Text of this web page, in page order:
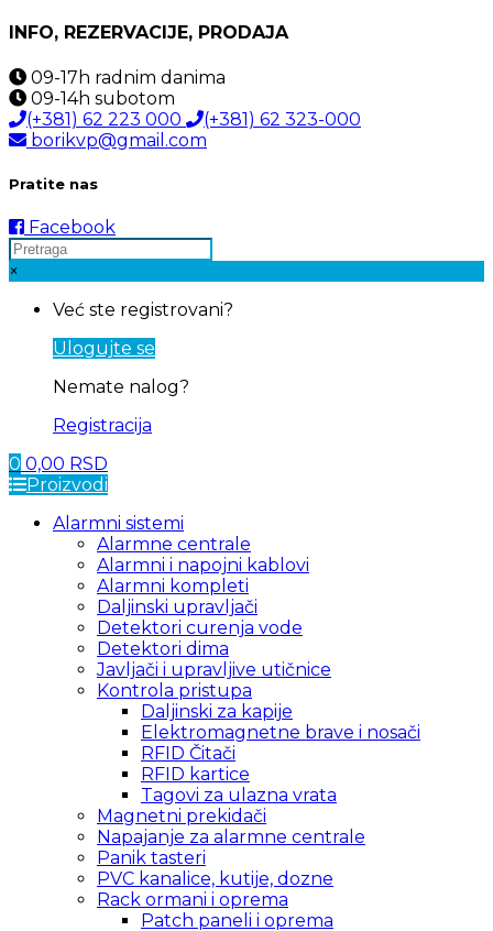
INFO, REZERVACIJE, PRODAJA
09-17h radnim danima
09-14h subotom
(+381) 62 223 000
(+381) 62 323-000
borikvp@gmail.com
Pratite nas
Facebook
×
Već ste registrovani?
Ulogujte se
Nemate nalog?
Registracija
0 0,00 RSD
Proizvodi
Alarmni sistemi
Alarmne centrale
Alarmni i napojni kablovi
Alarmni kompleti
Daljinski upravljači
Detektori curenja vode
Detektori dima
Javljači i upravljive utičnice
Kontrola pristupa
Daljinski za kapije
Elektromagnetne brave i nosači
RFID Čitači
RFID kartice
Tagovi za ulazna vrata
Magnetni prekidači
Napajanje za alarmne centrale
Panik tasteri
PVC kanalice, kutije, dozne
Rack ormani i oprema
Patch paneli i oprema